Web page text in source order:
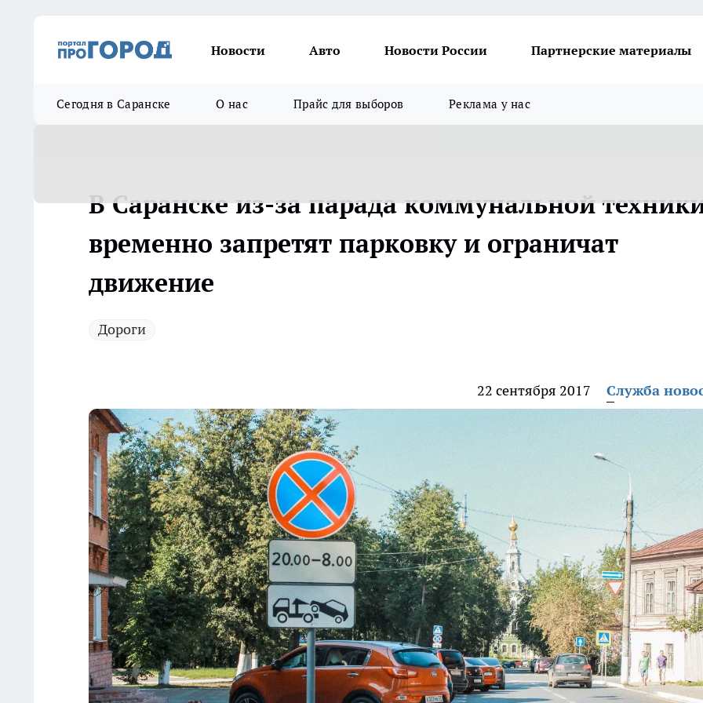
Новости Авто Новости России Партнерские материалы
Сегодня в Саранске О нас Прайс для выборов Реклама у нас
В Саранске из-за парада коммунальной
временно запретят парковку и ограничат
движение
Дороги
22 сентября 2017 Служба